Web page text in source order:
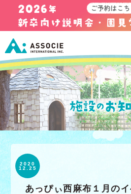
2020
12.25
あっぴぃ西麻布１月のイ